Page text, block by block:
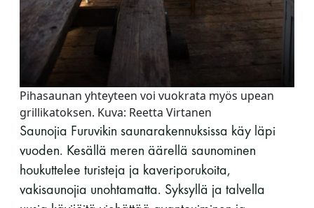
Pihasaunan yhteyteen voi vuokrata myös upean
grillikatoksen. Kuva: Reetta Virtanen
Saunojia Furuvikin saunarakennuksissa käy läpi
vuoden. Kesällä meren äärellä saunominen
houkuttelee turisteja ja kaveriporukoita,
vakisaunojia unohtamatta. Syksyllä ja talvella